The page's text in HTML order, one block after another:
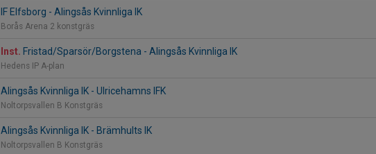
IF Elfsborg - Alingsås Kvinnliga IK
Borås Arena 2 konstgräs
Inst. Fristad/Sparsör/Borgstena - Alingsås Kvinnliga IK
Hedens IP A-plan
Alingsås Kvinnliga IK - Ulricehamns IFK
Noltorpsvallen B Konstgräs
Alingsås Kvinnliga IK - Brämhults IK
Noltorpsvallen B Konstgräs